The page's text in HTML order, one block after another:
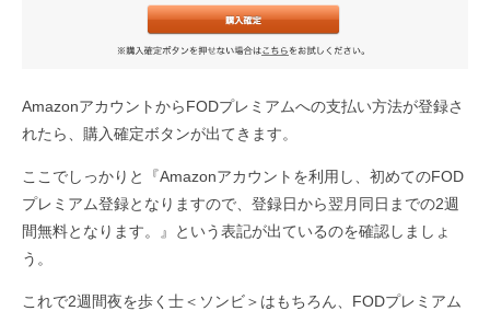
AmazonアカウントからFODプレミアムへの支払い方法が登録さ
れたら、購入確定ボタンが出てきます。
ここでしっかりと『Amazonアカウントを利用し、初めてのFOD
プレミアム登録となりますので、登録日から翌月同日までの2週
間無料となります。』という表記が出ているのを確認しましょ
う。
これで2週間夜を歩く士＜ソンビ＞はもちろん、FODプレミアム